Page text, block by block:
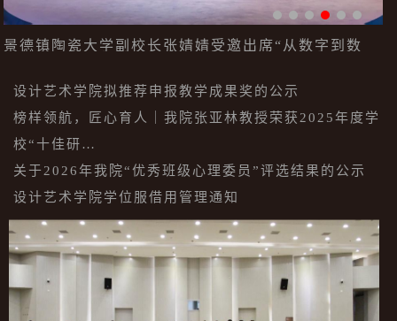
到数
【产业精英进课堂】产教全链协同 锻造陶瓷设
设计艺术学院拟推荐申报教学成果奖的公示
榜样领航，匠心育人｜我院张亚林教授荣获2025年度学
校“十佳研…
关于2026年我院“优秀班级心理委员”评选结果的公示
设计艺术学院学位服借用管理通知